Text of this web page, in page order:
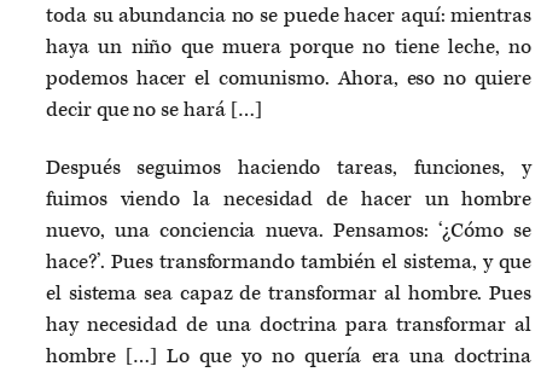
toda su abundancia no se puede hacer aquí: mientras
haya un niño que muera porque no tiene leche, no
podemos hacer el comunismo. Ahora, eso no quiere
decir que no se hará […]
Después seguimos haciendo tareas, funciones, y
fuimos viendo la necesidad de hacer un hombre
nuevo, una conciencia nueva. Pensamos: ‘¿Cómo se
hace?’. Pues transformando también el sistema, y que
el sistema sea capaz de transformar al hombre. Pues
hay necesidad de una doctrina para transformar al
hombre […] Lo que yo no quería era una doctrina